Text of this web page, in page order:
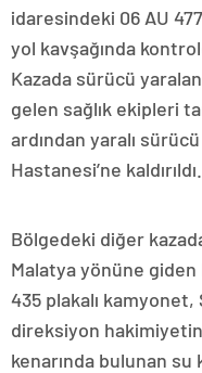
idaresindeki 06 AU
yol kavşağında
Kazada sürücü
gelen sağlık ekipleri
ardından yaralı
Hastanesi’ne kaldırıldı.
Bölgedeki diğer
Malatya yönüne
435 plakalı
direksiyon
kenarında bulunan su